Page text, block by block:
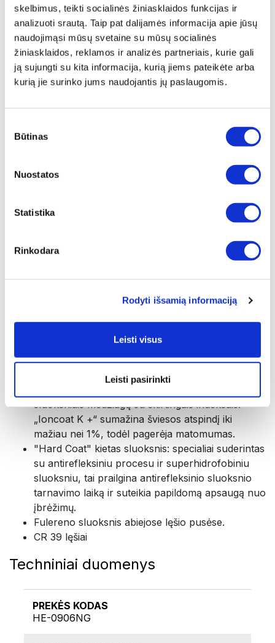
skelbimus, teikti socialinės žiniasklaidos funkcijas ir
analizuoti srautą. Taip pat dalijamės informacija apie jūsų
naudojimąsi mūsų svetaine su mūsų socialinės
žiniasklaidos, reklamos ir analizės partneriais, kurie gali
ją sujungti su kita informacija, kurią jiems pateikėte arba
kurią jie surinko jums naudojantis jų paslaugomis.
pasirinkimas
Būtinas
Nuostatos
Statistika
Rinkodara
Rodyti išsamią informaciją
Leisti visus
Leisti pasirinkti
į žalią, geltoną, oranžinę ir raudoną matomos šviesos
spektrą;
2. Transformuoja Mėlyną LED šviesą į akims patogią
šviesą (veikia atpalaiduojamai)
3. Transformacijos metu UV ir didelės energijos mėlyna
šviesa optimizuojama pagal natūralų akių jautrumą;
5. Optimizuoja smegenų funkciją (suderina EEG
6. Reguliuoja neuroendokrinologijos veiksmus; padidina
(kuris mažina depresiją ir nemigą);
7. Įtakoja kūno laikrodį - cirkadinį ritmą (reguliuoja
Apsauginis sluoksnis yra abiejose objektyvo
atsparumą įbrėžimams ir prailgina lęšio tarnavimo
abiejose lęšio pusėse.
Patentuoti 8 jono dangų sluoksniai. Pagal
"Ioncoat K +" procedūrą, vakuumo pagalba,
sluoksniais medžiagų su skirtingais indeksais.
„Ioncoat K +“ sumažina šviesos atspindį iki
mažiau nei 1%, todėl pagerėja matomumas.
"Hard Coat" kietas sluoksnis: specialiai suderintas
su antirefleksiniu procesu ir superhidrofobiniu
sluoksniu, tai prailgina antirefleksinio sluoksnio
tarnavimo laiką ir suteikia papildomą apsaugą nuo
įbrėžimų.
Fulereno sluoksnis abiejose lęšio pusėse.
CR 39 lęšiai
Techniniai duomenys
PREKĖS KODAS
HE-0906NG